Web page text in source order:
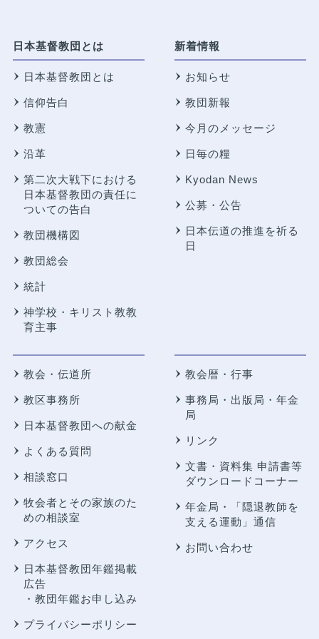
日本基督教団とは
日本基督教団とは
信仰告白
教憲
沿革
第二次大戦下における
日本基督教団の責任に
ついての告白
教団機構図
教団総会
統計
神学校・キリスト教教
育主事
新着情報
お知らせ
教団新報
今月のメッセージ
日毎の糧
Kyodan News
公募・公告
日本伝道の推進を祈る
日
教会・伝道所
教区事務所
日本基督教団への献金
よくある質問
相談窓口
牧会者とその家族のた
めの相談室
アクセス
日本基督教団年鑑掲載
広告
・教団年鑑お申し込み
プライバシーポリシー
教会暦・行事
事務局・出版局・年金
局
リンク
文書・資料集 申請書等
ダウンロードコーナー
年金局・
「隠退教師を
支える運動」通信
お問い合わせ